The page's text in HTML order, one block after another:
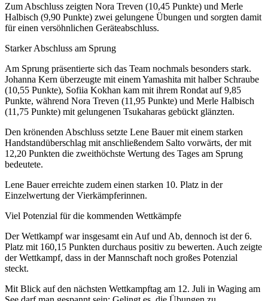
Zum Abschluss zeigten Nora Treven (10,45 Punkte) und Merle
Halbisch (9,90 Punkte) zwei gelungene Übungen und sorgten damit
für einen versöhnlichen Geräteabschluss.
Starker Abschluss am Sprung
Am Sprung präsentierte sich das Team nochmals besonders stark.
Johanna Kern überzeugte mit einem Yamashita mit halber Schraube
(10,55 Punkte), Sofiia Kokhan kam mit ihrem Rondat auf 9,85
Punkte, während Nora Treven (11,95 Punkte) und Merle Halbisch
(11,75 Punkte) mit gelungenen Tsukaharas gebückt glänzten.
Den krönenden Abschluss setzte Lene Bauer mit einem starken
Handstandüberschlag mit anschließendem Salto vorwärts, der mit
12,20 Punkten die zweithöchste Wertung des Tages am Sprung
bedeutete.
Lene Bauer erreichte zudem einen starken 10. Platz in der
Einzelwertung der Vierkämpferinnen.
Viel Potenzial für die kommenden Wettkämpfe
Der Wettkampf war insgesamt ein Auf und Ab, dennoch ist der 6.
Platz mit 160,15 Punkten durchaus positiv zu bewerten. Auch zeigte
der Wettkampf, dass in der Mannschaft noch großes Potenzial
steckt.
Mit Blick auf den nächsten Wettkampftag am 12. Juli in Waging am